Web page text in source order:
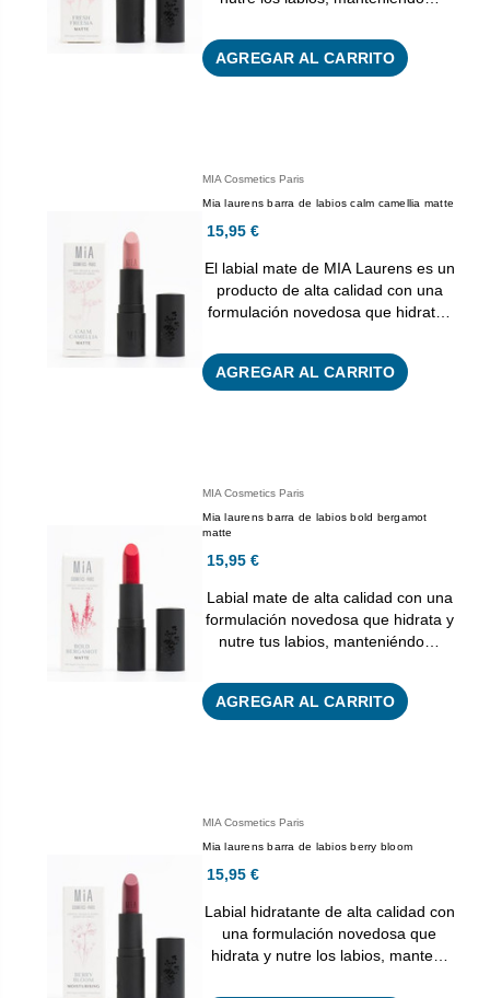
AGREGAR AL CARRITO
MIA Cosmetics Paris
Mia laurens barra de labios calm camellia matte
15,95 €
El labial mate de MIA Laurens es un
producto de alta calidad con una
formulación novedosa que hidrat…
AGREGAR AL CARRITO
MIA Cosmetics Paris
Mia laurens barra de labios bold bergamot
matte
15,95 €
Labial mate de alta calidad con una
formulación novedosa que hidrata y
nutre tus labios, manteniéndo…
AGREGAR AL CARRITO
MIA Cosmetics Paris
Mia laurens barra de labios berry bloom
15,95 €
Labial hidratante de alta calidad con
una formulación novedosa que
hidrata y nutre los labios, mante…